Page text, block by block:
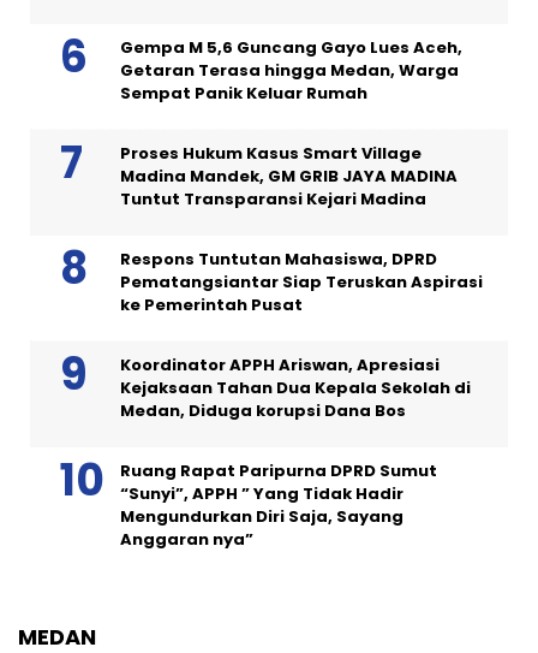
Gempa M 5,6 Guncang Gayo Lues Aceh,
Getaran Terasa hingga Medan, Warga
Sempat Panik Keluar Rumah
Proses Hukum Kasus Smart Village
Madina Mandek, GM GRIB JAYA MADINA
Tuntut Transparansi Kejari Madina
Respons Tuntutan Mahasiswa, DPRD
Pematangsiantar Siap Teruskan Aspirasi
ke Pemerintah Pusat
Koordinator APPH Ariswan, Apresiasi
Kejaksaan Tahan Dua Kepala Sekolah di
Medan, Diduga korupsi Dana Bos
Ruang Rapat Paripurna DPRD Sumut
“Sunyi”, APPH ” Yang Tidak Hadir
Mengundurkan Diri Saja, Sayang
Anggaran nya”
MEDAN